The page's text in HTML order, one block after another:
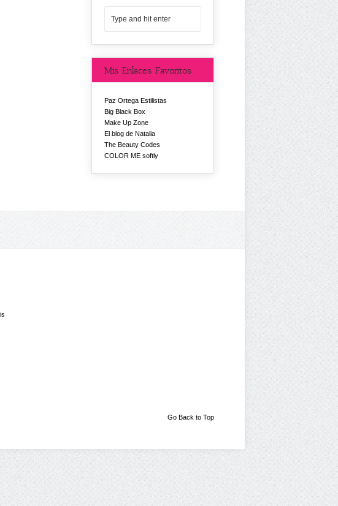
Mis Enlaces Favoritos
Paz Ortega Estilistas
Big Black Box
Make Up Zone
El blog de Natalia
The Beauty Codes
COLOR ME softly
Go Back to Top